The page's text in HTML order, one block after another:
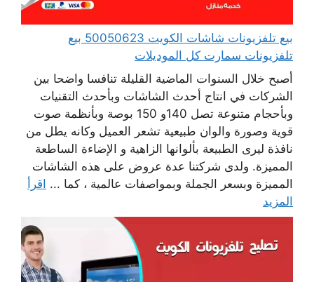
بيع تلفزيونات شاشات الكويت 50050623 بيع
تلفزيونات سمارت كل الموديلات
أصبح خلال السنوات الماضية القليلة تنافسا واضحا بين
الشركات في انتاج أحدث الشاشات وبأحدث التقنيات
وبأحجام متنوعة تصل 140و 150 بوصة وبأنظمة صوت
قوية وصورة والوان طبيعية تشعر العميل وكانه يطل من
نافذة ليرى الطبيعة بألوانها الزاهية و الإضاءة الساطعة
المميزة. ولدى شركتنا عدة عروض على هذه الشاشات
المميزة وبسعر الجملة وبمواصفات عالمية ، كما ... اقرأ
المزيد